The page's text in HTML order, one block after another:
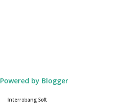
Powered by Blogger
Interrobang Soft